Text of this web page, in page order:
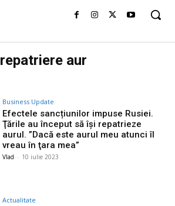
repatriere aur
Business Update
Efectele sancțiunilor impuse Rusiei.
Ţările au început să îşi repatrieze
aurul. ”Dacă este aurul meu atunci îl
vreau în ţara mea”
Vlad - 10 iulie 2023
Actualitate